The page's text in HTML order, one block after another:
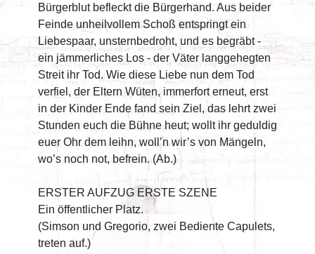
Bürgerblut befleckt die Bürgerhand. Aus beider
Feinde unheilvollem Schoß entspringt ein
Liebespaar, unsternbedroht, und es begräbt -
ein jämmerliches Los - der Väter langgehegten
Streit ihr Tod. Wie diese Liebe nun dem Tod
verfiel, der Eltern Wüten, immerfort erneut, erst
in der Kinder Ende fand sein Ziel, das lehrt zwei
Stunden euch die Bühne heut; wollt ihr geduldig
euer Ohr dem leihn, woll’n wir’s von Mängeln,
wo’s noch not, befrein. (Ab.)
ERSTER AUFZUG ERSTE SZENE
Ein öffentlicher Platz.
(Simson und Gregorio, zwei Bediente Capulets,
treten auf.)